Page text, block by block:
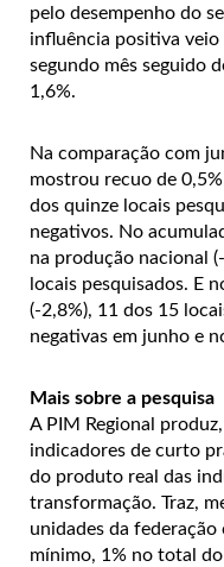
pelo desempenho do
influência positiva veio
segundo mês seguido
1,6%.
Na comparação com
mostrou recuo de
dos quinze locais
negativos. No
na produção nacional
locais pesquisados. E
(-2,8%), 11 dos 15
negativas em junho e
Mais sobre a pesquisa
A PIM Regional
indicadores de curto
do produto real das
transformação. Traz,
unidades da
mínimo, 1% no total